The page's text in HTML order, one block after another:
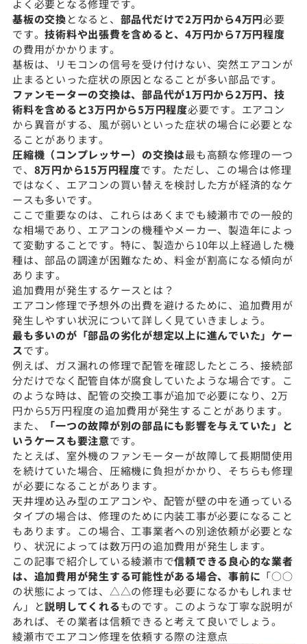
よく必要となる修理です。
基板の交換となると、 部品代だけで2万円から4万円必要
です。技術料や出張費を含めると、4万円から7万円程度
の費用がかかります。
基板は、リモコンの信号を受け付けない、突然エアコンが
止まるといった症状の原因となることが多い部品です。
ファンモーターの交換は、部品代が1万円から2万円、技
術料を含めると3万円から5万円程度必要です。エアコン
から異音がする、風が弱いといった症状の場合に必要とな
ることがあります。
圧縮機（コンプレッサー）の交換は最も高額な修理の一つ
で、 8万円から15万円程度です。ただし、この場合は修理
ではなく、エアコンの買い替えを検討した方が経済的なケ
ースも多いです。
ここで重要なのは、これらはあくまでも綾瀬市での一般的
な相場であり、エアコンの機種やメーカー、製造年によっ
て変動することです。特に、製造から10年以上経過した機
種は、部品の調達が困難なため、料金が割高になる傾向が
あります。
追加費用が発生するケースとは？
エアコン修理で予想外の出費を避けるために、追加費用が
発生しやすい状況について詳しく見ていきましょう。
最も多いのが「部品の劣化が想定以上に進んでいた」ケー
スです。
例えば、ガス漏れの修理で配管を確認したところ、接続部
分だけでなく配管自体が腐食していたような場合です。こ
のような時は、配管の交換工事が追加で必要になり、2万
円から5万円程度の追加費用が発生することがあります。
また、
「一つの故障が別の部品にも影響を与えていた」と
いうケースも要注意です。
たとえば、室外機のファンモーターが故障して長期間使用
を続けていた場合、圧縮機に負担がかかり、そちらも修理
が必要になることがあります。
天井埋め込み型のエアコンや、配管が壁の中を通っている
タイプの場合は、修理のために内装工事が必要になること
もあります。この場合、工事業者への別途依頼が必要とな
り、状況によっては数万円の追加費用が発生します。
この記事で紹介している綾瀬市で信頼できる良心的な業者
は、追加費用が発生する可能性がある場合、事前に 「○○
の状態によっては、△△の修理も必要になるかもしれませ
ん」と説明してくれるものです。このような丁寧な説明が
あれば、その業者は信頼できると考えて良いでしょう。
綾瀬市でエアコン修理を依頼する際の注意点